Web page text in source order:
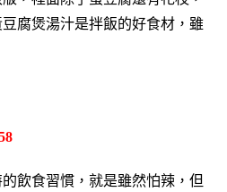
腐煲湯汁是拌飯的好食材，雖
飲食習慣，就是雖然怕辣，但